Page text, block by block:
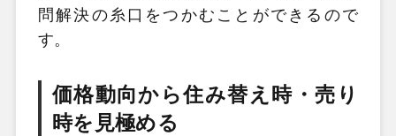
問解決の糸口をつかむことができるので
す。
価格動向から住み替え時・売り
時を見極める